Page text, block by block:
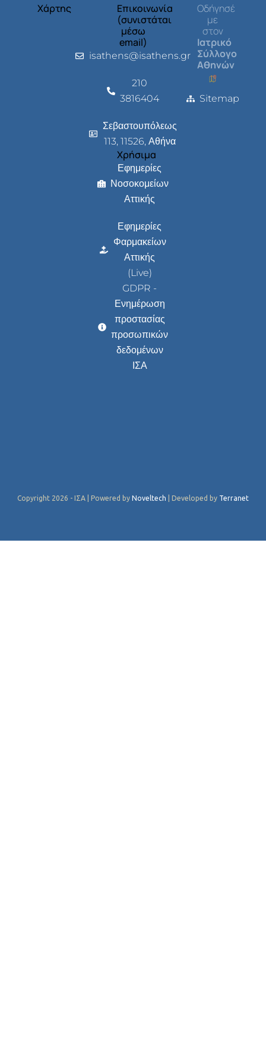
Χάρτης
Επικοινωνία
(συνιστάται
μέσω
email)
isathens@isathens.gr
210
3816404
Σεβαστουπόλεως
113, 11526, Αθήνα
Χρήσιμα
Εφημερίες
Νοσοκομείων
Αττικής
Εφημερίες
Φαρμακείων
Αττικής
(Live)
GDPR -
Ενημέρωση
προστασίας
προσωπικών
δεδομένων
ΙΣΑ
Οδήγησέ
με
στον
Ιατρικό
Σύλλογο
Αθηνών
Sitemap
Copyright 2026 - ΙΣΑ | Powered by Noveltech | Developed by Terranet